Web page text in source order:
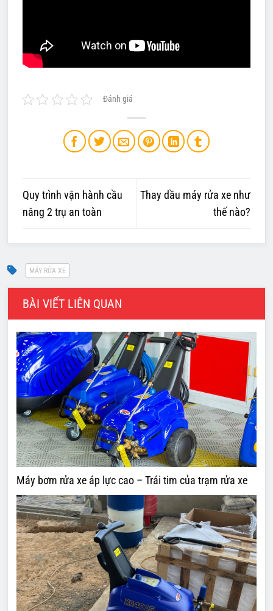
Đánh giá
Quy trình vận hành cầu
nâng 2 trụ an toàn
Thay dầu máy rửa xe như
thế nào?
BÀI VIẾT LIÊN QUAN
Máy bơm rửa xe áp lực cao – Trái tim của trạm rửa xe